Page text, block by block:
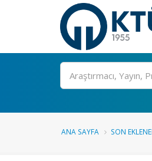
Ara
ANA SAYFA SON